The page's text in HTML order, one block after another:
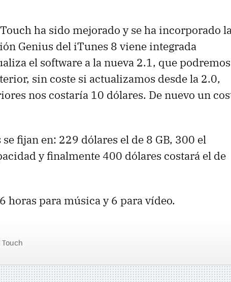
ha sido mejorado y se ha incorporado
Genius del iTunes 8 viene integrada
el software a la nueva 2.1, que podremos
sin coste si actualizamos desde la 2.0,
nos costaría 10 dólares. De nuevo un
fijan en: 229 dólares el de 8 GB, 300 el
y finalmente 400 dólares costará el de
horas para música y 6 para vídeo.
Touch